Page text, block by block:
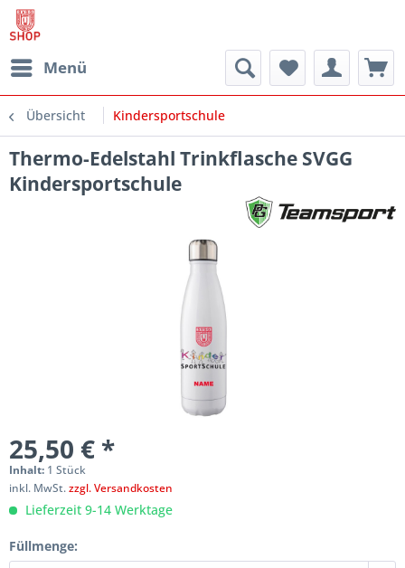
Menü
Übersicht Kindersportschule
Thermo-Edelstahl Trinkflasche SVGG
Kindersportschule
25,50 € *
Inhalt: 1 Stück
inkl. MwSt.zzgl. Versandkosten
Lieferzeit 9-14 Werktage
Füllmenge: